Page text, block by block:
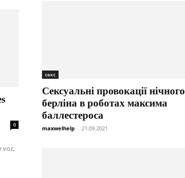
0
voz,
секс
Сексуальні провокації нічного
берліна в роботах максима
баллестероса
maxwelhelp - 21.09.2021